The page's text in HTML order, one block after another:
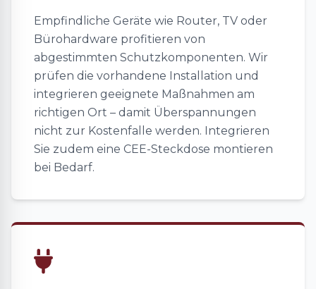
Empfindliche Geräte wie Router, TV oder
Bürohardware profitieren von
abgestimmten Schutzkomponenten. Wir
prüfen die vorhandene Installation und
integrieren geeignete Maßnahmen am
richtigen Ort – damit Überspannungen
nicht zur Kostenfalle werden. Integrieren
Sie zudem eine CEE-Steckdose montieren
bei Bedarf.